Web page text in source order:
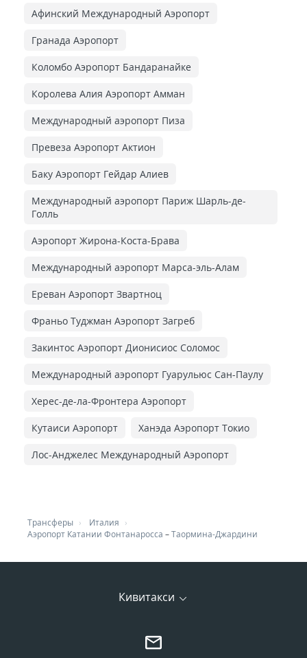
Афинский Международный Аэропорт
Гранада Аэропорт
Коломбо Аэропорт Бандаранайке
Королева Алия Аэропорт Амман
Международный аэропорт Пиза
Превеза Аэропорт Актион
Баку Аэропорт Гейдар Алиев
Международный аэропорт Париж Шарль-де-
Голль
Аэропорт Жирона-Коста-Брава
Международный аэропорт Марса-эль-Алам
Ереван Аэропорт Звартноц
Франьо Туджман Аэропорт Загреб
Закинтос Аэропорт Дионисиос Соломос
Международный аэропорт Гуарульюс Сан-Паулу
Херес-де-ла-Фронтера Аэропорт
Кутаиси Аэропорт Ханэда Аэропорт Токио
Лос-Анджелес Международный Аэропорт
Трансферы
Италия
Аэропорт Катании Фонтанаросса –Таормина-Джардини
Кивитакси